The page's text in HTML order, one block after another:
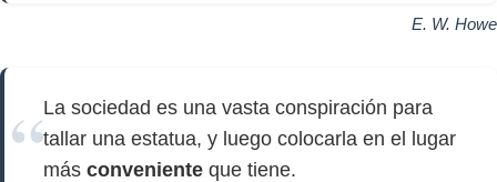
E. W. Howe
La sociedad es una vasta conspiración para
tallar una estatua, y luego colocarla en el lugar
más conveniente que tiene.